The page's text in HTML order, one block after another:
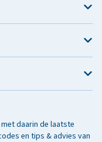
daarin de laatste
en tips & advies van